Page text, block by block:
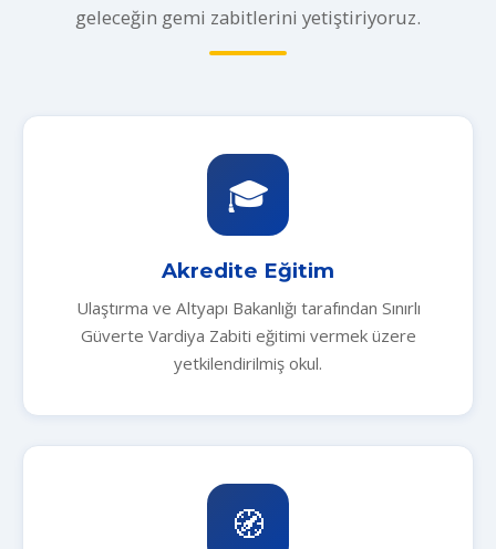
geleceğin gemi zabitlerini yetiştiriyoruz.
🎓
Akredite Eğitim
Ulaştırma ve Altyapı Bakanlığı tarafından Sınırlı
Güverte Vardiya Zabiti eğitimi vermek üzere
yetkilendirilmiş okul.
🧭